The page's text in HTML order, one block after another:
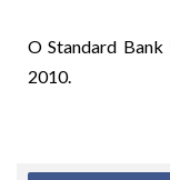
O Standard Bank
2010.